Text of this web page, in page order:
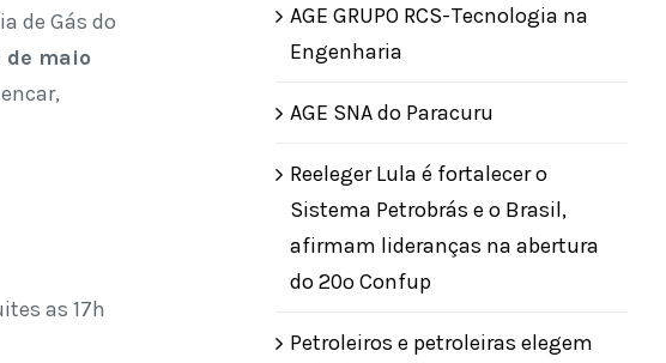
de Gás do
de maio
as 17h
AGE GRUPO RCS-Tecnologia na
Engenharia
AGE SNA do Paracuru
Reeleger Lula é fortalecer o
Sistema Petrobrás e o Brasil,
afirmam lideranças na abertura
do 20º Confup
Petroleiros e petroleiras elegem